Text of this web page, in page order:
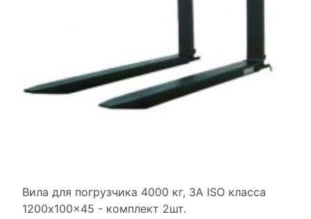
Вила для погрузчика 4000 кг, 3A ISO класса
1200x100x45 - комплект 2шт.